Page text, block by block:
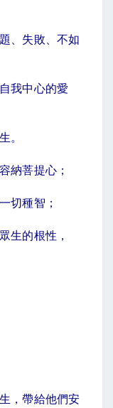
、失敗、不如
我中心的愛
。
菩提心；
切種智；
的根性，
，帶給他們安